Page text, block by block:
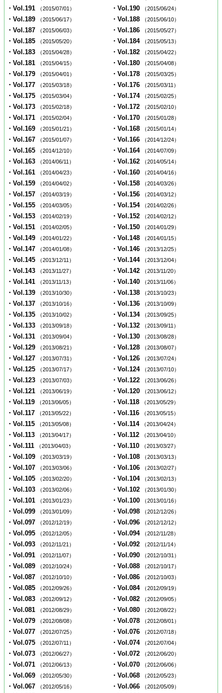
・Vol.191 （2015/07/01） ・Vol.190 （2015/06/24）
・Vol.189 （2015/06/17） ・Vol.188 （2015/06/10）
・Vol.187 （2015/06/03） ・Vol.186 （2015/05/27）
・Vol.185 （2015/05/20） ・Vol.184 （2015/05/13）
・Vol.183 （2015/04/28） ・Vol.182 （2015/04/22）
・Vol.181 （2015/04/15） ・Vol.180 （2015/04/08）
・Vol.179 （2015/04/01） ・Vol.178 （2015/03/25）
・Vol.177 （2015/03/18） ・Vol.176 （2015/03/11）
・Vol.175 （2015/03/04） ・Vol.174 （2015/02/25）
・Vol.173 （2015/02/18） ・Vol.172 （2015/02/10）
・Vol.171 （2015/02/04） ・Vol.170 （2015/01/28）
・Vol.169 （2015/01/21） ・Vol.168 （2015/01/14）
・Vol.167 （2015/01/07） ・Vol.166 （2014/12/24）
・Vol.165 （2014/12/10） ・Vol.164 （2014/07/09）
・Vol.163 （2014/06/11） ・Vol.162 （2014/05/14）
・Vol.161 （2014/04/23） ・Vol.160 （2014/04/16）
・Vol.159 （2014/04/02） ・Vol.158 （2014/03/26）
・Vol.157 （2014/03/19） ・Vol.156 （2014/03/12）
・Vol.155 （2014/03/05） ・Vol.154 （2014/02/26）
・Vol.153 （2014/02/19） ・Vol.152 （2014/02/12）
・Vol.151 （2014/02/05） ・Vol.150 （2014/01/29）
・Vol.149 （2014/01/22） ・Vol.148 （2014/01/15）
・Vol.147 （2014/01/08） ・Vol.146 （2013/12/25）
・Vol.145 （2013/12/11） ・Vol.144 （2013/12/04）
・Vol.143 （2013/11/27） ・Vol.142 （2013/11/20）
・Vol.141 （2013/11/13） ・Vol.140 （2013/11/06）
・Vol.139 （2013/10/30） ・Vol.138 （2013/10/23）
・Vol.137 （2013/10/16） ・Vol.136 （2013/10/09）
・Vol.135 （2013/10/02） ・Vol.134 （2013/09/25）
・Vol.133 （2013/09/18） ・Vol.132 （2013/09/11）
・Vol.131 （2013/09/04） ・Vol.130 （2013/08/28）
・Vol.129 （2013/08/21） ・Vol.128 （2013/08/07）
・Vol.127 （2013/07/31） ・Vol.126 （2013/07/24）
・Vol.125 （2013/07/17） ・Vol.124 （2013/07/10）
・Vol.123 （2013/07/03） ・Vol.122 （2013/06/26）
・Vol.121 （2013/06/19） ・Vol.120 （2013/06/12）
・Vol.119 （2013/06/05） ・Vol.118 （2013/05/29）
・Vol.117 （2013/05/22） ・Vol.116 （2013/05/15）
・Vol.115 （2013/05/08） ・Vol.114 （2013/04/24）
・Vol.113 （2013/04/17） ・Vol.112 （2013/04/10）
・Vol.111 （2013/04/03） ・Vol.110 （2013/03/27）
・Vol.109 （2013/03/19） ・Vol.108 （2013/03/13）
・Vol.107 （2013/03/06） ・Vol.106 （2013/02/27）
・Vol.105 （2013/02/20） ・Vol.104 （2013/02/13）
・Vol.103 （2013/02/06） ・Vol.102 （2013/01/30）
・Vol.101 （2013/01/23） ・Vol.100 （2013/01/16）
・Vol.099 （2013/01/09） ・Vol.098 （2012/12/26）
・Vol.097 （2012/12/19） ・Vol.096 （2012/12/12）
・Vol.095 （2012/12/05） ・Vol.094 （2012/11/28）
・Vol.093 （2012/11/21） ・Vol.092 （2012/11/14）
・Vol.091 （2012/11/07） ・Vol.090 （2012/10/31）
・Vol.089 （2012/10/24） ・Vol.088 （2012/10/17）
・Vol.087 （2012/10/10） ・Vol.086 （2012/10/03）
・Vol.085 （2012/09/26） ・Vol.084 （2012/09/19）
・Vol.083 （2012/09/12） ・Vol.082 （2012/09/05）
・Vol.081 （2012/08/29） ・Vol.080 （2012/08/22）
・Vol.079 （2012/08/08） ・Vol.078 （2012/08/01）
・Vol.077 （2012/07/25） ・Vol.076 （2012/07/18）
・Vol.075 （2012/07/11） ・Vol.074 （2012/07/04）
・Vol.073 （2012/06/27） ・Vol.072 （2012/06/20）
・Vol.071 （2012/06/13） ・Vol.070 （2012/06/06）
・Vol.069 （2012/05/30） ・Vol.068 （2012/05/23）
・Vol.067 （2012/05/16） ・Vol.066 （2012/05/09）